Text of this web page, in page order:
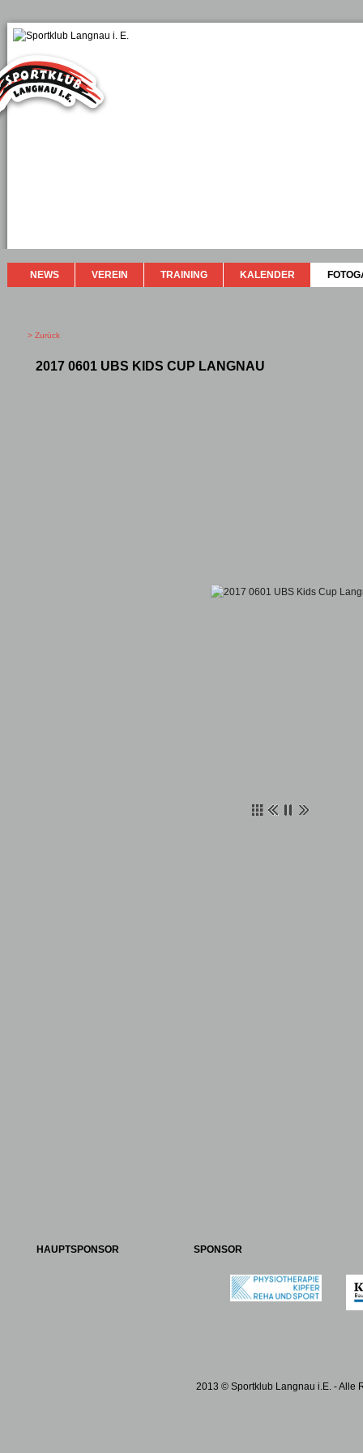
NEWS VEREIN TRAINING KALENDER
> Zurück
2017 0601 UBS KIDS CUP LANGNAU
HAUPTSPONSOR SPONSOR
2013 © Sportklub Langnau i.E. - Alle